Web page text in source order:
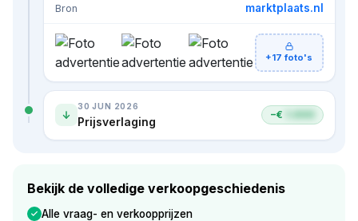
Bron marktplaats.nl
+17 foto's
30 JUN 2026
Prijsverlaging −€
Bekijk de volledige verkoopgeschiedenis
Alle vraag- en verkoopprijzen